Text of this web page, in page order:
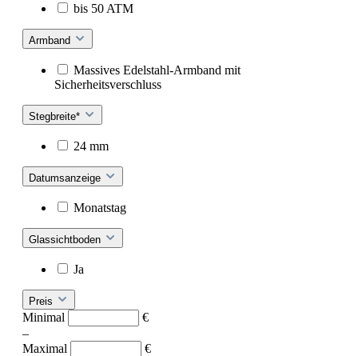
bis 50 ATM
Armband
Massives Edelstahl-Armband mit
Sicherheitsverschluss
Stegbreite*
24 mm
Datumsanzeige
Monatstag
Glassichtboden
Ja
Preis
Minimal
€
–
Maximal
€